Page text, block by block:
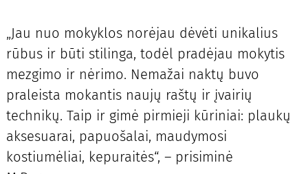
„Jau nuo mokyklos norėjau dėvėti unikalius
rūbus ir būti stilinga, todėl pradėjau mokytis
mezgimo ir nėrimo. Nemažai naktų buvo
praleista mokantis naujų raštų ir įvairių
technikų. Taip ir gimė pirmieji kūriniai: plaukų
aksesuarai, papuošalai, maudymosi
kostiumėliai, kepuraitės“, – prisiminė